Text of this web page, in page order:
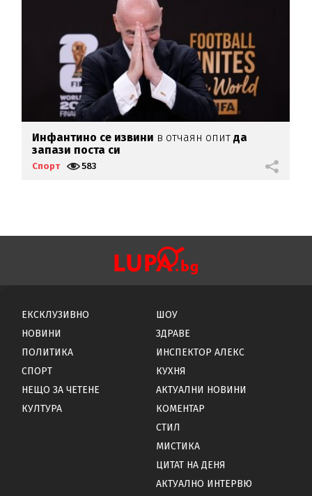
Инфантино се извини в отчаян опит да
запази поста си
Спорт 583
ЕКСКЛУЗИВНО
НОВИНИ
ПОЛИТИКА
СПОРТ
НЕЩО ЗА ЧЕТЕНЕ
КУЛТУРА
ШОУ
ЗДРАВЕ
ИНСПЕКТОР АЛЕКС
КУХНЯ
АКТУАЛНИ НОВИНИ
КОМЕНТАР
СТИЛ
МИСТИКА
ЦИТАТ НА ДЕНЯ
АКТУАЛНО ИНТЕРВЮ